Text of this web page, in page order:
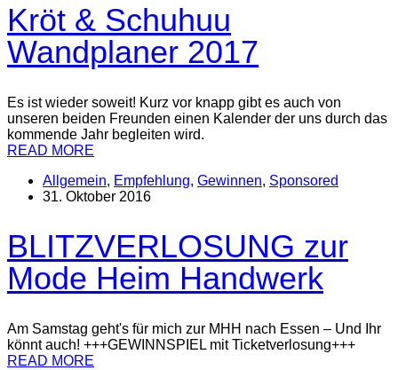
Kröt & Schuhuu
Wandplaner 2017
Es ist wieder soweit! Kurz vor knapp gibt es auch von
unseren beiden Freunden einen Kalender der uns durch das
kommende Jahr begleiten wird.
READ MORE
Allgemein, Empfehlung, Gewinnen, Sponsored
31. Oktober 2016
BLITZVERLOSUNG zur
Mode Heim Handwerk
Am Samstag geht's für mich zur MHH nach Essen – Und Ihr
könnt auch! +++GEWINNSPIEL mit Ticketverlosung+++
READ MORE